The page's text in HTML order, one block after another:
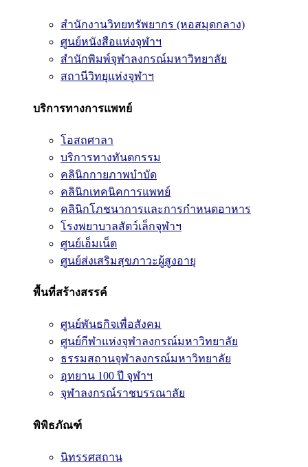
สำนักงานวิทยทรัพยากร (หอสมุดกลาง)
ศูนย์หนังสือแห่งจุฬาฯ
สำนักพิมพ์จุฬาลงกรณ์มหาวิทยาลัย
สถานีวิทยุแห่งจุฬาฯ
บริการทางการแพทย์
โอสถศาลา
บริการทางทันตกรรม
คลินิกกายภาพบำบัด
คลินิกเทคนิคการแพทย์
คลินิกโภชนาการและการกำหนดอาหาร
โรงพยาบาลสัตว์เล็กจุฬาฯ
ศูนย์เอ็มเน็ต
ศูนย์ส่งเสริมสุขภาวะผู้สูงอายุ
พื้นที่สร้างสรรค์
ศูนย์พันธกิจเพื่อสังคม
ศูนย์กีฬาแห่งจุฬาลงกรณ์มหาวิทยาลัย
ธรรมสถานจุฬาลงกรณ์มหาวิทยาลัย
อุทยาน 100 ปี จุฬาฯ
จุฬาลงกรณ์ราชบรรณาลัย
พิพิธภัณฑ์
นิทรรศสถาน